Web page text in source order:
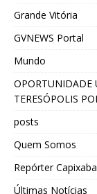
Grande Vitória
GVNEWS Portal
Mundo
OPORTUNIDADE
TERESÓPOLIS
posts
Quem Somos
Repórter
Últimas Notícias